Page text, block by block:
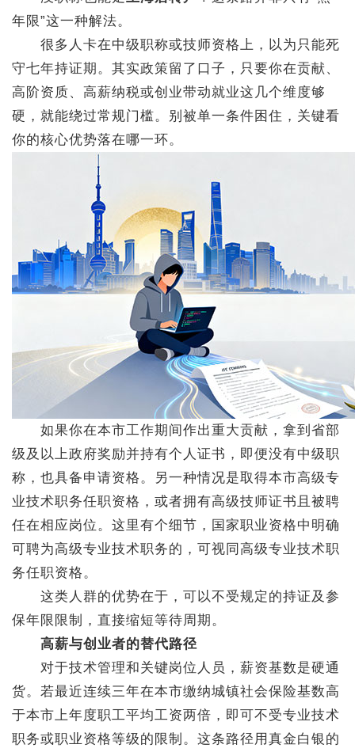
年限”这一种解法。
很多人卡在中级职称或技师资格上，以为只能死
守七年持证期。其实政策留了口子，只要你在贡献、
高阶资质、高薪纳税或创业带动就业这几个维度够
硬，就能绕过常规门槛。别被单一条件困住，关键看
你的核心优势落在哪一环。
如果你在本市工作期间作出重大贡献，拿到省部
级及以上政府奖励并持有个人证书，即便没有中级职
称，也具备申请资格。另一种情况是取得本市高级专
业技术职务任职资格，或者拥有高级技师证书且被聘
任在相应岗位。这里有个细节，国家职业资格中明确
可聘为高级专业技术职务的，可视同高级专业技术职
务任职资格。
这类人群的优势在于，可以不受规定的持证及参
保年限限制，直接缩短等待周期。
高薪与创业者的替代路径
对于技术管理和关键岗位人员，薪资基数是硬通
货。若最近连续三年在本市缴纳城镇社会保险基数高
于本市上年度职工平均工资两倍，即可不受专业技术
职务或职业资格等级的限制。这条路径用真金白银的